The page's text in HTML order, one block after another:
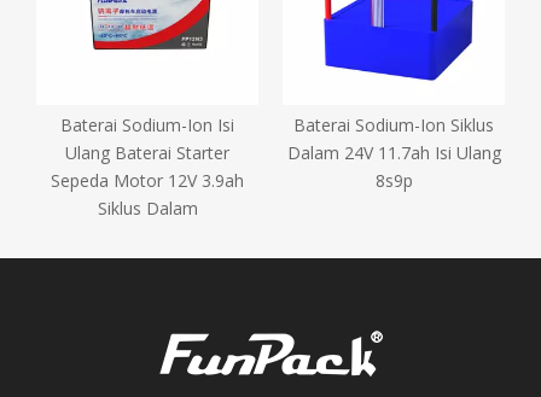
Baterai Sodium-Ion Isi
Ulang Baterai Starter
Sepeda Motor 12V 3.9ah
Siklus Dalam
Baterai Sodium-Ion Siklus
Dalam 24V 11.7ah Isi Ulang
8s9p